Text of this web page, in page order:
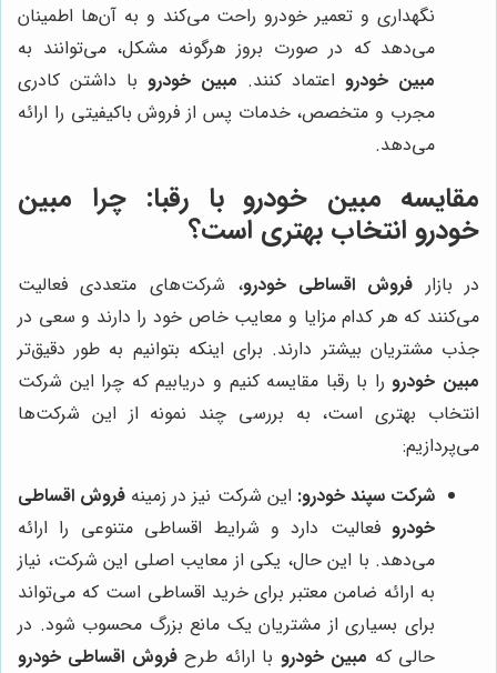
نگهداری و تعمیر خودرو راحت می‌کند و به آن‌ها اطمینان
می‌دهد که در صورت بروز هرگونه مشکل، می‌توانند به
مبین خودرو اعتماد کنند. مبین خودرو با داشتن کادری
مجرب و متخصص، خدمات پس از فروش باکیفیتی را ارائه
می‌دهد.
مقایسه مبین خودرو با رقبا: چرا مبین
خودرو انتخاب بهتری است؟
در بازار فروش اقساطی خودرو، شرکت‌های متعددی فعالیت
می‌کنند که هر کدام مزایا و معایب خاص خود را دارند و سعی در
جذب مشتریان بیشتر دارند. برای اینکه بتوانیم به طور دقیق‌تر
مبین خودرورا با رقبا مقایسه کنیم و دریابیم که چرا این شرکت
انتخاب بهتری است، به بررسی چند نمونه از این شرکت‌ها
می‌پردازیم:
شرکت سپند خودرو: این شرکت نیز در زمینه فروش اقساطی
خودرو فعالیت دارد و شرایط اقساطی متنوعی را ارائه
می‌دهد. با این حال، یکی از معایب اصلی این شرکت، نیاز
به ارائه ضامن معتبر برای خرید اقساطی است که می‌تواند
برای بسیاری از مشتریان یک مانع بزرگ محسوب شود. در
حالی که مبین خودرو با ارائه طرحفروش اقساطی خودرو